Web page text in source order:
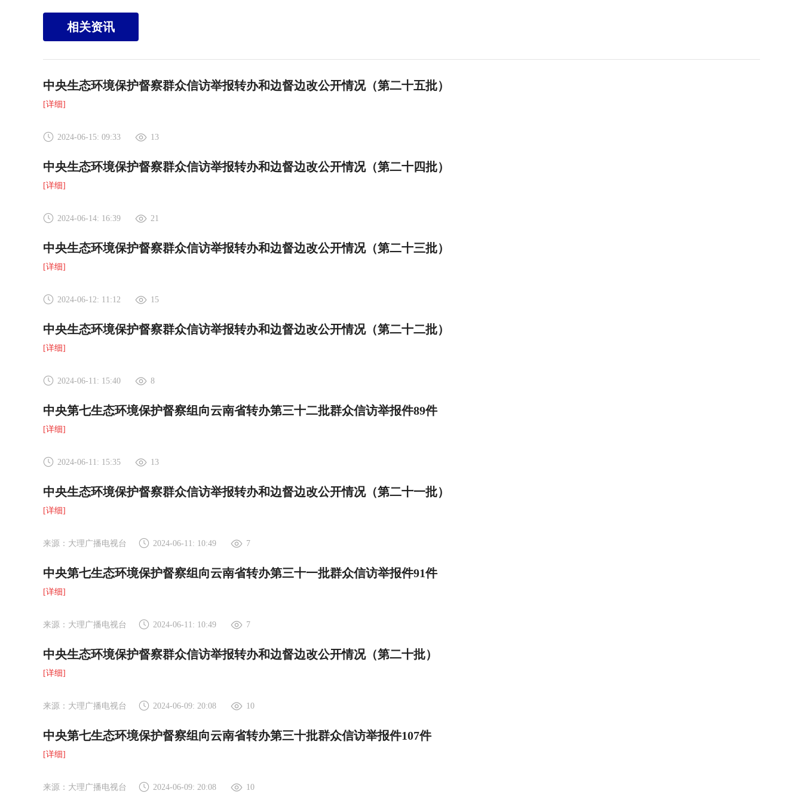
相关资讯
中央生态环境保护督察群众信访举报转办和边督边改公开情况（第二十五批）
[详细]
2024-06-15: 09:33 13
中央生态环境保护督察群众信访举报转办和边督边改公开情况（第二十四批）
[详细]
2024-06-14: 16:39 21
中央生态环境保护督察群众信访举报转办和边督边改公开情况（第二十三批）
[详细]
2024-06-12: 11:12 15
中央生态环境保护督察群众信访举报转办和边督边改公开情况（第二十二批）
[详细]
2024-06-11: 15:40 8
中央第七生态环境保护督察组向云南省转办第三十二批群众信访举报件89件
[详细]
2024-06-11: 15:35 13
中央生态环境保护督察群众信访举报转办和边督边改公开情况（第二十一批）
[详细]
来源：大理广播电视台 2024-06-11: 10:49 7
中央第七生态环境保护督察组向云南省转办第三十一批群众信访举报件91件
[详细]
来源：大理广播电视台 2024-06-11: 10:49 7
中央生态环境保护督察群众信访举报转办和边督边改公开情况（第二十批）
[详细]
来源：大理广播电视台 2024-06-09: 20:08 10
中央第七生态环境保护督察组向云南省转办第三十批群众信访举报件107件
[详细]
来源：大理广播电视台 2024-06-09: 20:08 10